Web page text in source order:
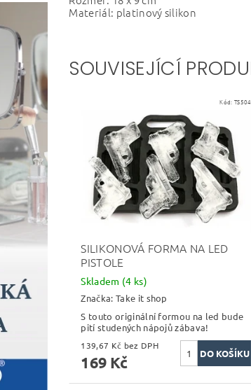
Materiál: platinový silikon
SOUVISEJÍCÍ
Kód: TS504
SILIKONOVÁ FORMA NA LED
PISTOLE
Skladem (4 ks)
Značka: Take it shop
S touto originální formou na led bude
pití studených nápojů zábava!
139,67 Kč bez DPH
169 Kč